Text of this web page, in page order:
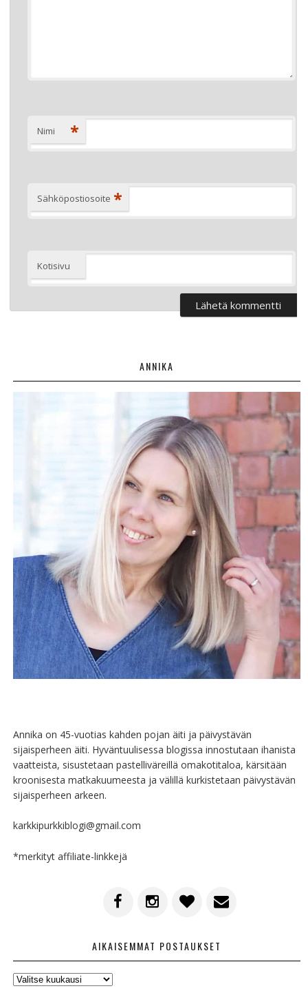
Nimi *
Sähköpostiosoite *
Kotisivu
ANNIKA
Annika on 45-vuotias kahden pojan äiti ja päivystävän
sijaisperheen äiti. Hyväntuulisessa blogissa innostutaan ihanista
vaatteista, sisustetaan pastelliväreillä omakotitaloa, kärsitään
kroonisesta matkakuumeesta ja välillä kurkistetaan päivystävän
sijaisperheen arkeen.
karkkipurkkiblogi@gmail.com
*merkityt affiliate-linkkejä
AIKAISEMMAT POSTAUKSET
AIKAISEMMAT